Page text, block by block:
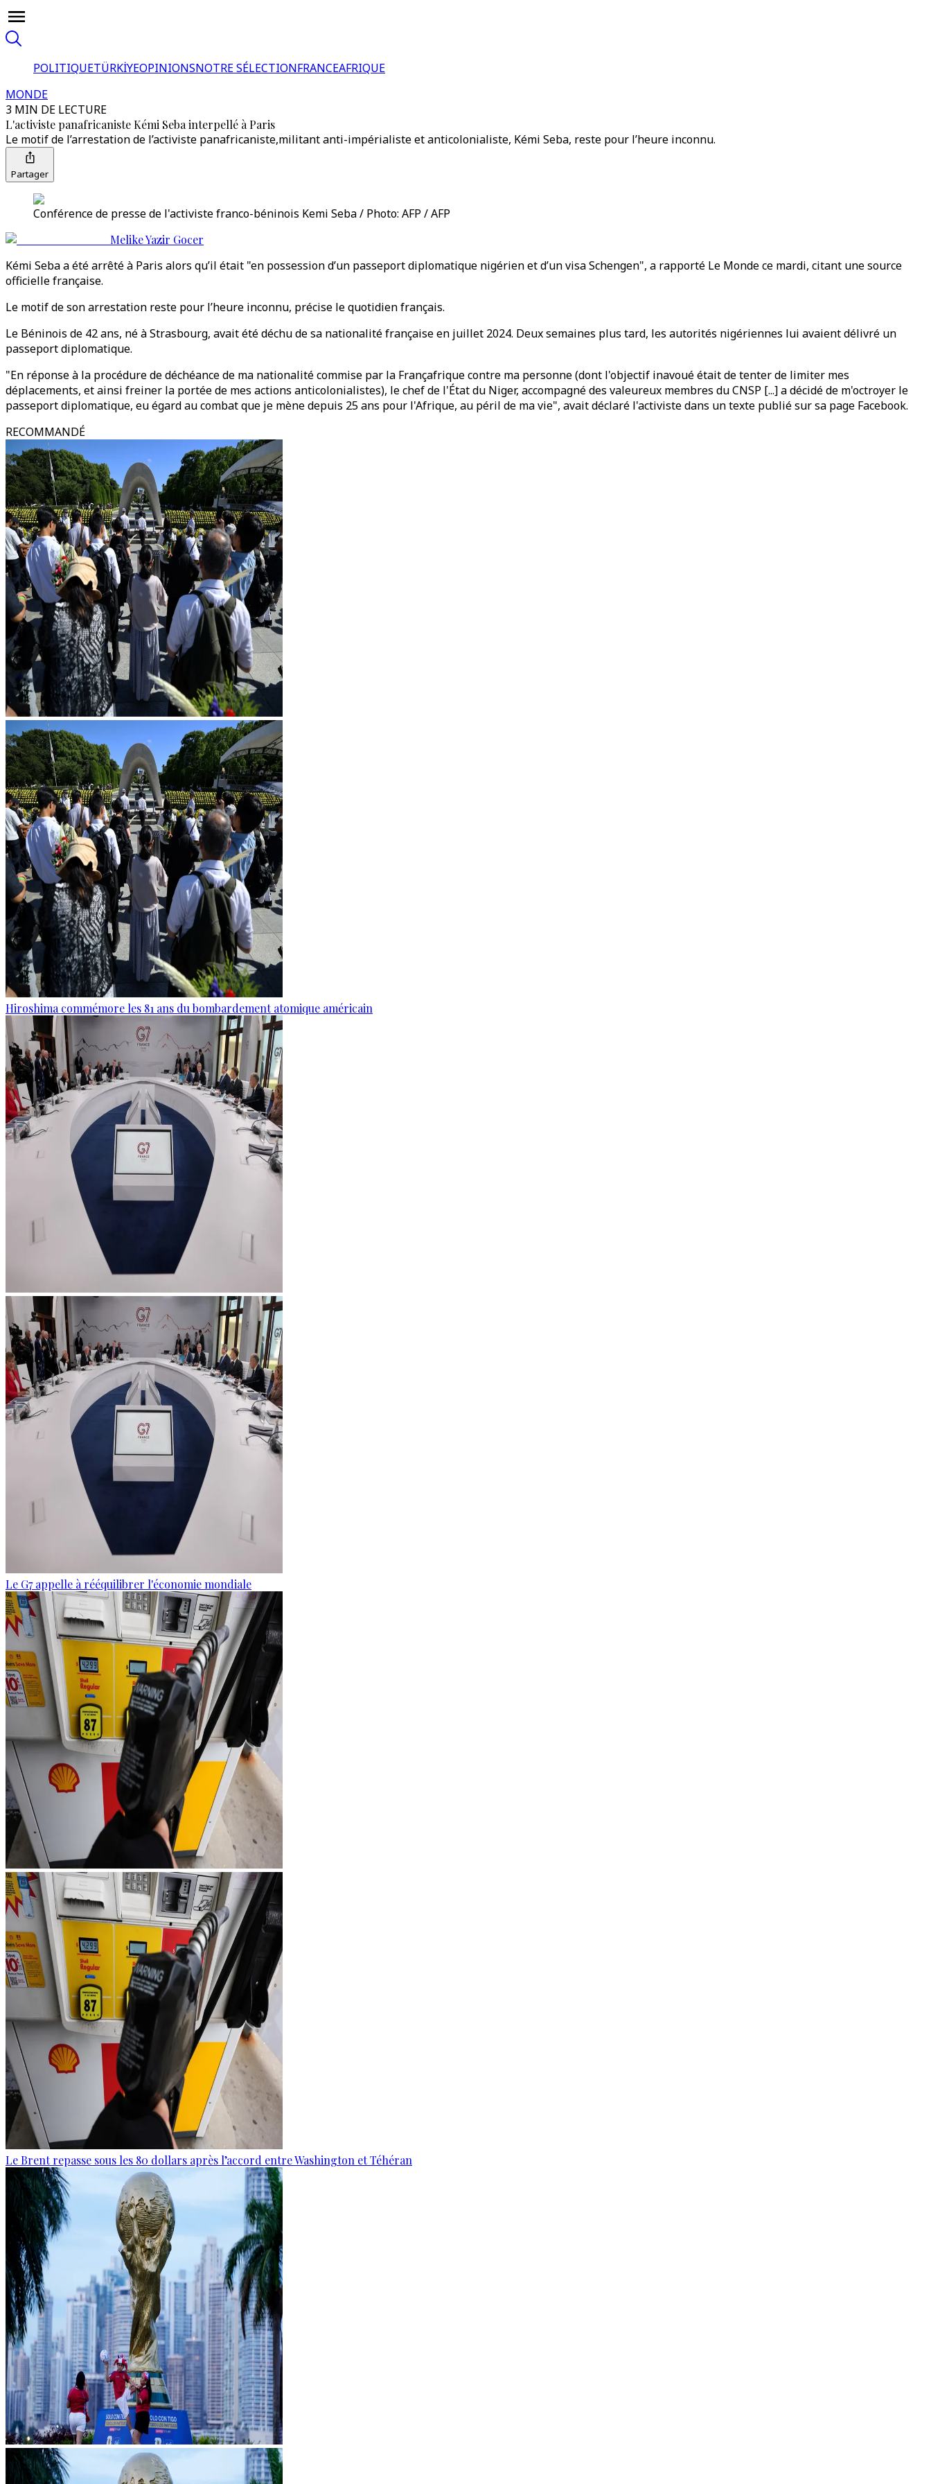
POLITIQUETÜRKİYEOPINIONSNOTRE SÉLECTIONFRANCEAFRIQUE
MONDE
3 MIN DE LECTURE
L'activiste panafricaniste Kémi Seba interpellé à Paris
Le motif de l’arrestation de l’activiste panafricaniste,militant anti-impérialiste et anticolonialiste, Kémi Seba, reste pour l’heure inconnu.
Partager
Conférence de presse de l'activiste franco-béninois Kemi Seba / Photo: AFP / AFP
Melike Yazir Gocer
Kémi Seba a été arrêté à Paris alors qu’il était "en possession d’un passeport diplomatique nigérien et d’un visa Schengen", a rapporté Le Monde ce mardi, citant une source
officielle française.
Le motif de son arrestation reste pour l’heure inconnu, précise le quotidien français.
Le Béninois de 42 ans, né à Strasbourg, avait été déchu de sa nationalité française en juillet 2024. Deux semaines plus tard, les autorités nigériennes lui avaient délivré un
passeport diplomatique.
"En réponse à la procédure de déchéance de ma nationalité commise par la Françafrique contre ma personne (dont l'objectif inavoué était de tenter de limiter mes
déplacements, et ainsi freiner la portée de mes actions anticolonialistes), le chef de l'État du Niger, accompagné des valeureux membres du CNSP [...] a décidé de m'octroyer le
passeport diplomatique, eu égard au combat que je mène depuis 25 ans pour l'Afrique, au péril de ma vie", avait déclaré l'activiste dans un texte publié sur sa page Facebook.
RECOMMANDÉ
Hiroshima commémore les 81 ans du bombardement atomique américain
Le G7 appelle à rééquilibrer l'économie mondiale
Le Brent repasse sous les 80 dollars après l’accord entre Washington et Téhéran